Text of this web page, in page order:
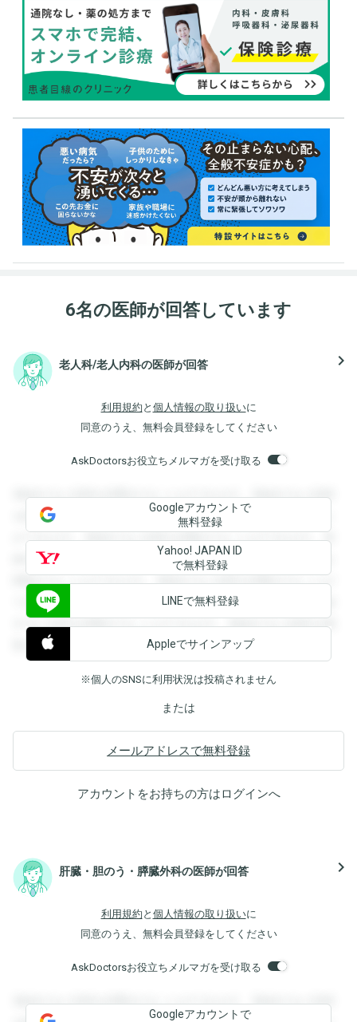
6名の医師が回答しています
老人科/老人内科の医師が回答 navigate_next
利用規約 と 個人情報の取り扱いに
同意のうえ、無料会員登録をしてください
AskDoctorsお役立ちメルマガを受け取る
登録すると回答を閲覧することができます。登録すると回答
を閲覧することができます。登録すると回答を閲覧すること
ができます。登録すると回答を閲覧することができます。登
録すると回答を閲覧することができます。登録すると回答を
閲覧することができます。登録すると回答を閲覧することが
できます。登録すると回答を閲覧することができます。登録
すると回答を閲覧することができます。登録すると回答を閲
覧することができます。
Googleアカウントで
無料登録
Yahoo! JAPAN ID
で無料登録
LINEで無料登録
Appleでサインアップ
※個人のSNSに利用状況は投稿されません
または
メールアドレスで無料登録
アカウントをお持ちの方はログインへ
肝臓・胆のう・膵臓外科の医師が回答 navigate_next
利用規約 と 個人情報の取り扱いに
同意のうえ、無料会員登録をしてください
AskDoctorsお役立ちメルマガを受け取る
登録すると回答を閲覧することができます。登録すると回答
Googleアカウントで